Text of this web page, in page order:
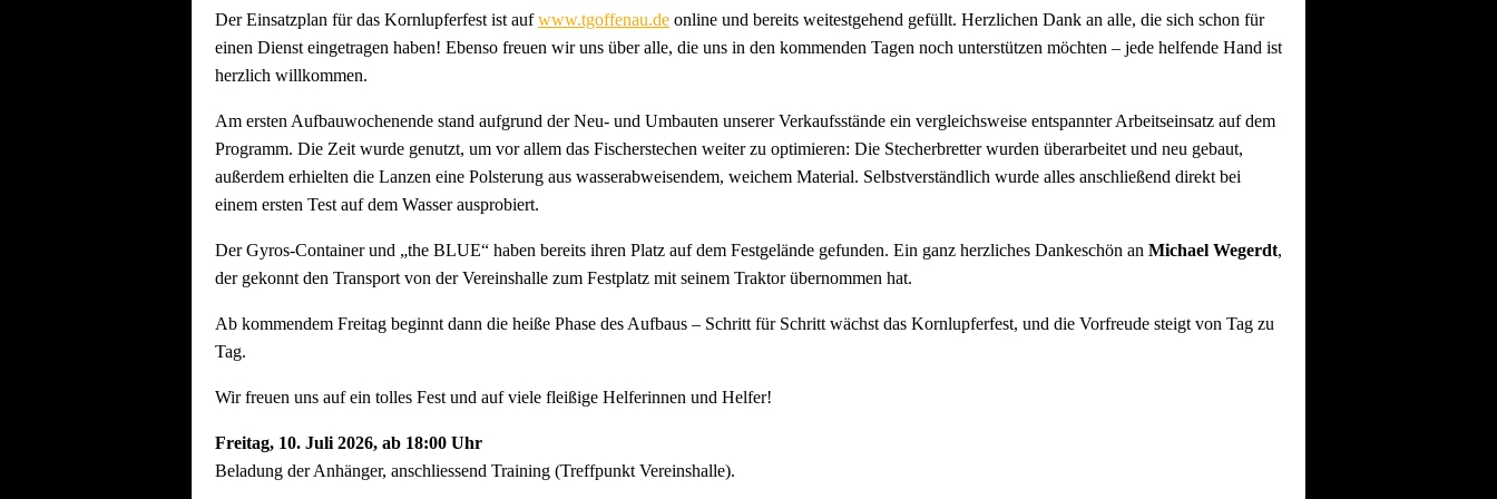
Der Einsatzplan für das Kornlupferfest ist aufwww.tgoffenau.de online und bereits weitestgehend gefüllt. Herzlichen Dank an alle, die sich schon für
einen Dienst eingetragen haben! Ebenso freuen wir uns über alle, die uns in den kommenden Tagen noch unterstützen möchten – jede helfende Hand ist
herzlich willkommen.
Am ersten Aufbauwochenende stand aufgrund der Neu- und Umbauten unserer Verkaufsstände ein vergleichsweise entspannter Arbeitseinsatz auf dem
Programm. Die Zeit wurde genutzt, um vor allem das Fischerstechen weiter zu optimieren: Die Stecherbretter wurden überarbeitet und neu gebaut,
außerdem erhielten die Lanzen eine Polsterung aus wasserabweisendem, weichem Material. Selbstverständlich wurde alles anschließend direkt bei
einem ersten Test auf dem Wasser ausprobiert.
Der Gyros-Container und „the BLUE“ haben bereits ihren Platz auf dem Festgelände gefunden. Ein ganz herzliches Dankeschön an Michael Wegerdt,
der gekonnt den Transport von der Vereinshalle zum Festplatz mit seinem Traktor übernommen hat.
Ab kommendem Freitag beginnt dann die heiße Phase des Aufbaus – Schritt für Schritt wächst das Kornlupferfest, und die Vorfreude steigt von Tag zu
Tag.
Wir freuen uns auf ein tolles Fest und auf viele fleißige Helferinnen und Helfer!
Freitag, 10. Juli 2026, ab 18:00 Uhr
Beladung der Anhänger, anschliessend Training (Treffpunkt Vereinshalle).